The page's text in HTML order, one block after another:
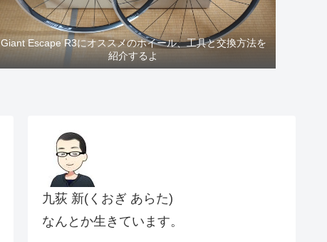
Giant Escape R3にオススメのホイール、工具と交換方法を
紹介するよ
九荻 新(くおぎ あらた)
なんとか生きています。